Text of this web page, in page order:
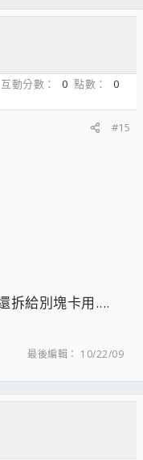
互動分數 0 點數
0
#15
拆給別塊卡用....
最後編輯： 10/22/09